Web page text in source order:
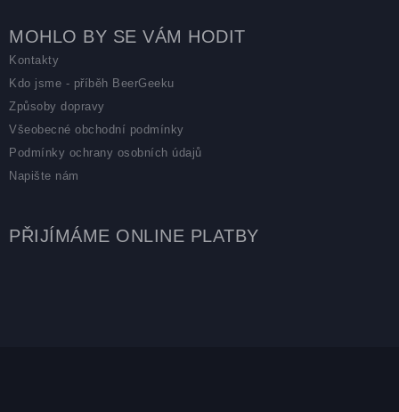
MOHLO BY SE VÁM HODIT
Kontakty
Kdo jsme - příběh BeerGeeku
Způsoby dopravy
Všeobecné obchodní podmínky
Podmínky ochrany osobních údajů
Napište nám
PŘIJÍMÁME ONLINE PLATBY